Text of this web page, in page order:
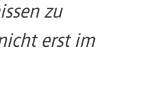
zu
erst im